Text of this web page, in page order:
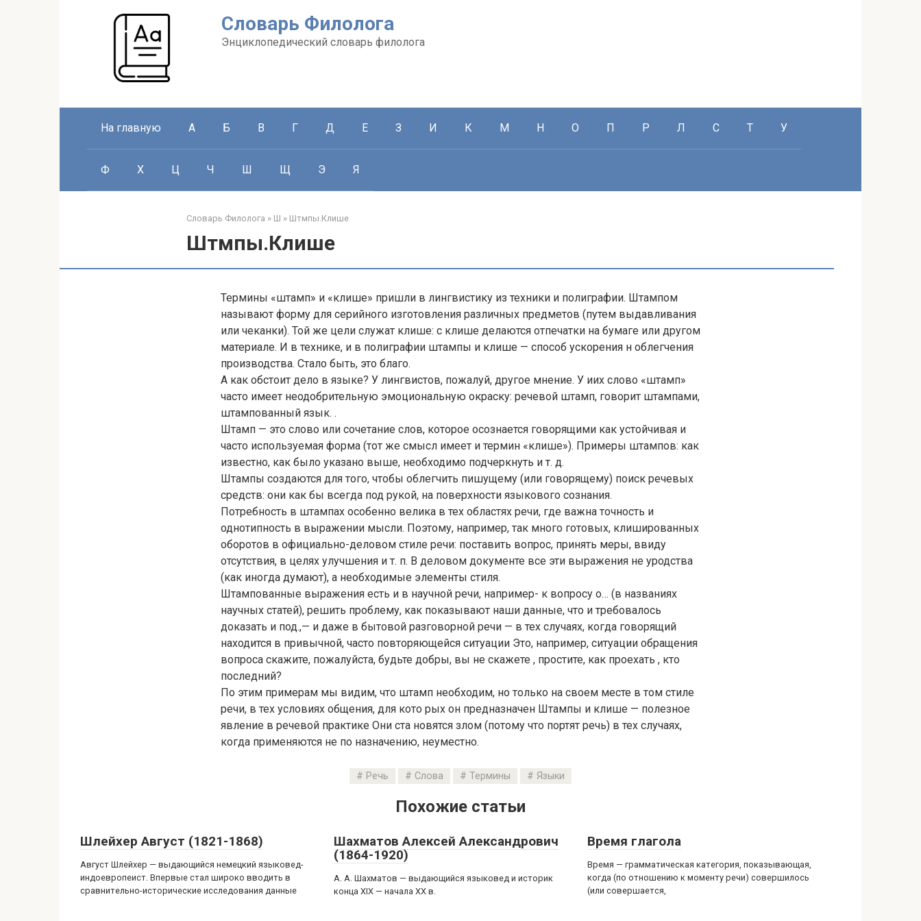
Словарь Филолога
Энциклопедический словарь филолога
На главную А Б В Г Д Е З И К М Н О П Р Л С Т У
Ф Х Ц Ч Ш Щ Э Я
Словарь Филолога » Ш » Штмпы.Клише
Штмпы.Клише
Термины «штамп» и «клише» пришли в лингвистику из техники и полиграфии. Штампом
называют форму для серийного изготовления различных предметов (путем выдавливания
или чеканки). Той же цели служат клише: с клише делаются отпечатки на бумаге или другом
материале. И в технике, и в полиграфии штампы и клише — способ ускорения н облегчения
производства. Стало быть, это благо.
А как обстоит дело в языке? У лингвистов, пожалуй, другое мнение. У иих слово «штамп»
часто имеет неодобрительную эмоциональную окраску: речевой штамп, говорит штампами,
штампованный язык. .
Штамп — это слово или сочетание слов, которое осознается говорящими как устойчивая и
часто используемая форма (тот же смысл имеет и термин «клише»). Примеры штампов: как
известно, как было указано выше, необходимо подчеркнуть и т. д.
Штампы создаются для того, чтобы облегчить пишущему (или говорящему) поиск речевых
средств: они как бы всегда под рукой, на поверхности языкового сознания.
Потребность в штампах особенно велика в тех областях речи, где важна точность и
однотипность в выражении мысли. Поэтому, например, так много готовых, клишированных
оборотов в официально-деловом стиле речи: поставить вопрос, принять меры, ввиду
отсутствия, в целях улучшения и т. п. В деловом документе все эти выражения не уродства
(как иногда думают), а необходимые элементы стиля.
Штампованные выражения есть и в научной речи, например- к вопросу о… (в названиях
научных статей), решить проблему, как показывают наши данные, что и требовалось
доказать и под.,— и даже в бытовой разговорной речи — в тех случаях, когда говорящий
находится в привычной, часто повторяющейся ситуации Это, например, ситуации обращения
вопроса скажите, пожалуйста, будьте добры, вы не скажете , простите, как проехать , кто
последний?
По этим примерам мы видим, что штамп необходим, но только на своем месте в том стиле
речи, в тех условиях общения, для кото рых он предназначен Штампы и клише — полезное
явление в речевой практике Они ста новятся злом (потому что портят речь) в тех случаях,
когда применяются не по назначению, неуместно.
Речь Слова Термины Языки
Похожие статьи
Шлейхер Август (1821-1868)
Август Шлейхер — выдающийся немецкий языковед-
индоевропеист. Впервые стал широко вводить в
сравнительно-исторические исследования данные
Шахматов Алексей Александрович
(1864-1920)
А. А. Шахматов — выдающийся языковед и историк
конца XIX — начала XX в.
Время глагола
Время — грамматическая категория, показывающая,
когда (по отношению к моменту речи) совершилось
(или совершается,